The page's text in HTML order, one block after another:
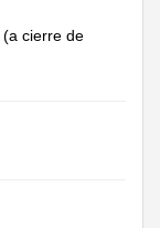
(a cierre de